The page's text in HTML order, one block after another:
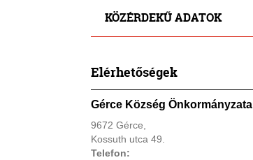
KÖZÉRDEKŰ ADATOK
Elérhetőségek
Gérce Község Önkormányzata
9672 Gérce,
Kossuth utca 49.
Telefon: